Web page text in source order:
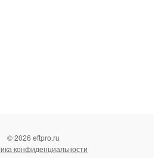
© 2026 eftpro.ru
конфиденциальности